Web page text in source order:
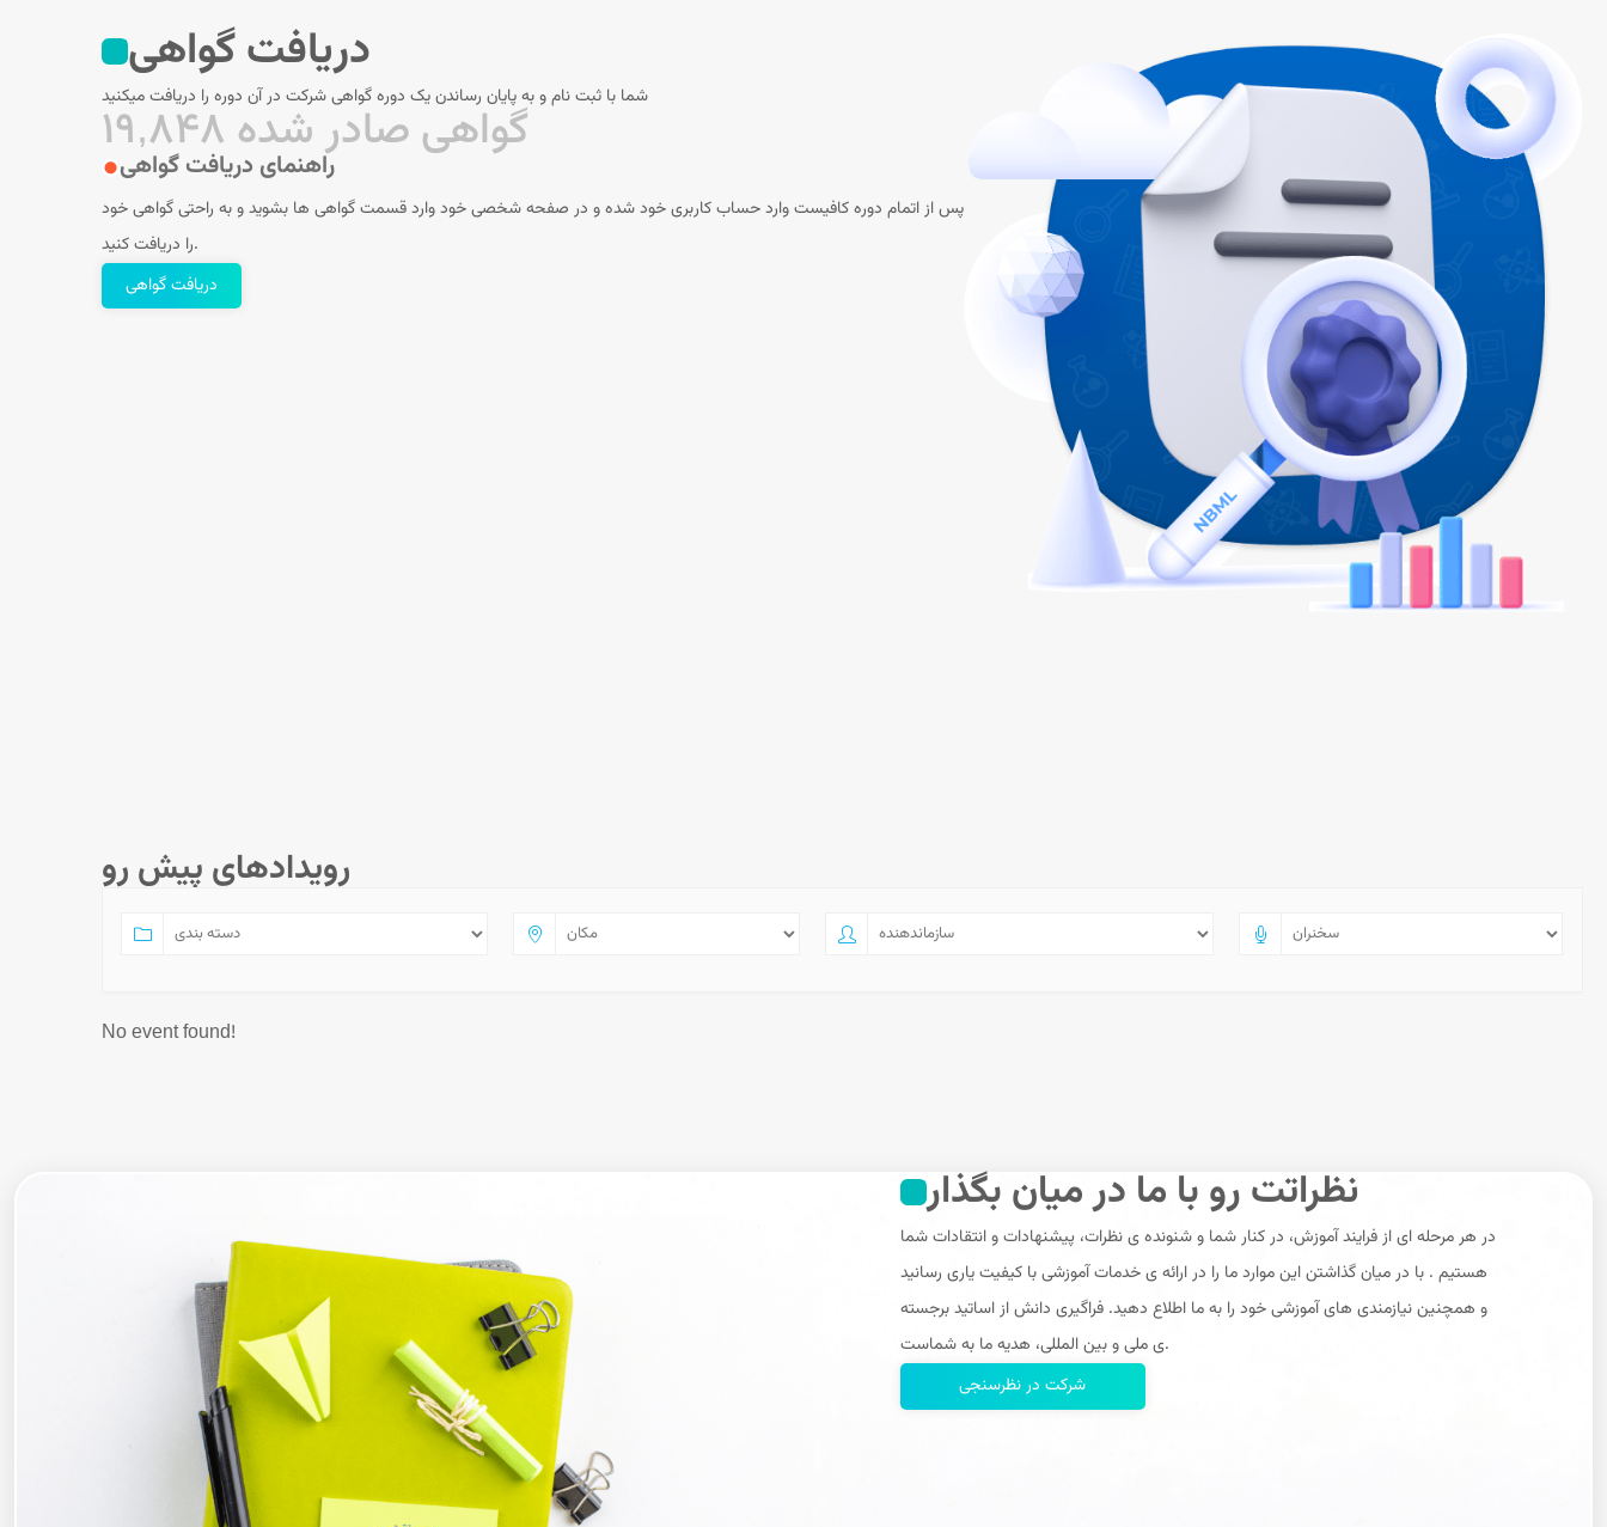
دریافت گواهی
شما با ثبت نام و به پایان رساندن یک دوره گواهی شرکت در آن دوره را دریافت میکنید
۱۹,۸۴۸ گواهی صادر شده
راهنمای دریافت گواهی
پس از اتمام دوره کافیست وارد حساب کاربری خود شده و در صفحه شخصی خود وارد قسمت گواهی ها بشوید و به راحتی گواهی خود
را دریافت کنید.
دریافت گواهی
رویدادهای پیش رو
No event found!
نظراتت رو با ما در میان بگذار
در هر مرحله ای از فرایند آموزش، در کنار شما و شنونده ی نظرات، پیشنهادات و انتقادات شما
هستیم . با در میان گذاشتن این موارد ما را در ارائه ی خدمات آموزشی با کیفیت یاری رسانید
و همچنین نیازمندی های آموزشی خود را به ما اطلاع دهید. فراگیری دانش از اساتید برجسته
ی ملی و بین المللی، هدیه ما به شماست.
شرکت در نظرسنجی